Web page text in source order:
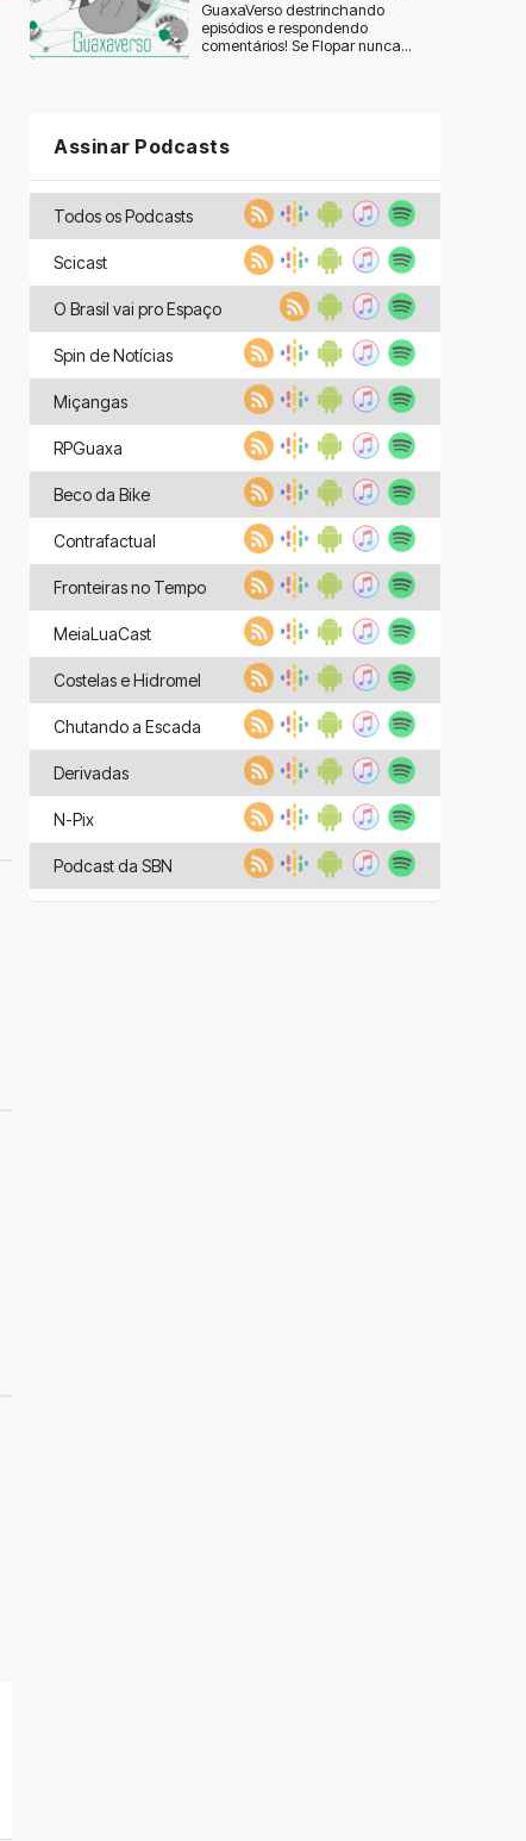
GuaxaVerso destrinchando
episódios e respondendo
comentários! Se Flopar nunca...
Assinar Podcasts
Todos os Podcasts
Scicast
O Brasil vai pro Espaço
Spin de Notícias
Miçangas
RPGuaxa
Beco da Bike
Contrafactual
Fronteiras no Tempo
MeiaLuaCast
Costelas e Hidromel
Chutando a Escada
Derivadas
N-Pix
Podcast da SBN